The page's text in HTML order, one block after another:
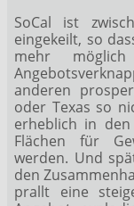
SoCal ist
eingekeilt, so
mehr
anderen
oder Texas so
erheblich in
Flächen für
werden. Und
den
prallt eine